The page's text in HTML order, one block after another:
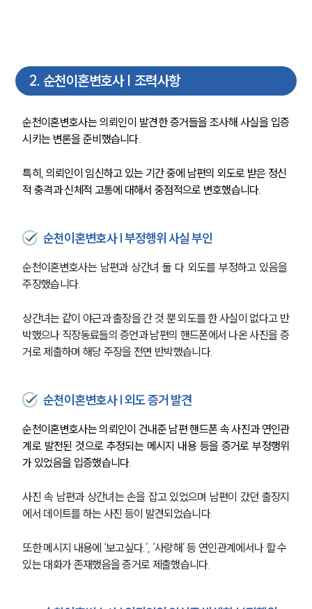
2. 순천이혼변호사 | 조력사항
순천이혼변호사는 의뢰인이 발견한 증거들을 조사해 사실을 입증
시키는 변론을 준비했습니다.
특히, 의뢰인이 임신하고 있는 기간 중에 남편의 외도로 받은 정신
적 충격과 신체적 고통에 대해서 중점적으로 변호했습니다.
순천이혼변호사 | 부정행위 사실 부인
순천이혼변호사는 남편과 상간녀 둘 다 외도를 부정하고 있음을
주장했습니다.
상간녀는 같이 야근과 출장을 간 것 뿐 외도를 한 사실이 없다고 반
박했으나 직장동료들의 증언과 남편의 핸드폰에서 나온 사진을 증
거로 제출하며 해당 주장을 전면 반박했습니다.
순천이혼변호사 | 외도 증거 발견
순천이혼변호사는 의뢰인이 건내준 남편 핸드폰 속 사진과 연인관
계로 발전된 것으로 추정되는 메시지 내용 등을 증거로 부정행위
가 있었음을 입증했습니다.
사진 속 남편과 상간녀는 손을 잡고 있었으며 남편이 갔던 출장지
에서 데이트를 하는 사진 등이 발견되었습니다.
또한 메시지 내용에 ‘보고싶다.’, ‘사랑해’ 등 연인관계에서나 할 수
있는 대화가 존재했음을 증거로 제출했습니다.